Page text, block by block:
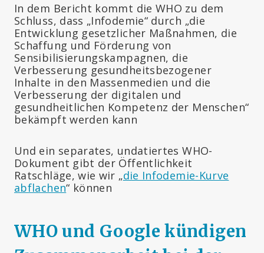
In dem Bericht kommt die WHO zu dem
Schluss, dass „Infodemie“ durch „die
Entwicklung gesetzlicher Maßnahmen, die
Schaffung und Förderung von
Sensibilisierungskampagnen, die
Verbesserung gesundheitsbezogener
Inhalte in den Massenmedien und die
Verbesserung der digitalen und
gesundheitlichen Kompetenz der Menschen“
bekämpft werden kann
Und ein separates, undatiertes WHO-
Dokument gibt der Öffentlichkeit
Ratschläge, wie wir „die Infodemie-Kurve
abflachen“ können
WHO und Google kündigen